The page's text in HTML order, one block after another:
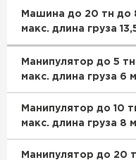
Машина до 20 тн до
макс. длина груза
Манипулятор до 5 тн
макс. длина груза 6 м
Манипулятор до 10
макс. длина груза 8 м
Манипулятор до 20